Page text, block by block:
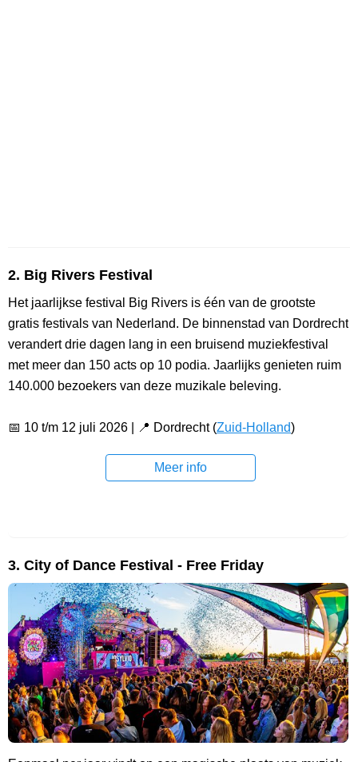
2. Big Rivers Festival
Het jaarlijkse festival Big Rivers is één van de grootste
gratis festivals van Nederland. De binnenstad van Dordrecht
verandert drie dagen lang in een bruisend muziekfestival
met meer dan 150 acts op 10 podia. Jaarlijks genieten ruim
140.000 bezoekers van deze muzikale beleving.
📅 10 t/m 12 juli 2026 | 📍 Dordrecht (Zuid-Holland)
Meer info
3. City of Dance Festival - Free Friday